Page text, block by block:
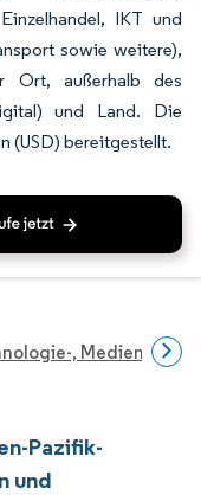
IKT und
sowie weitere),
Ort, außerhalb des
und Land. Die
(USD) bereitgestellt.
, Medien- Und
Pazifik-
und